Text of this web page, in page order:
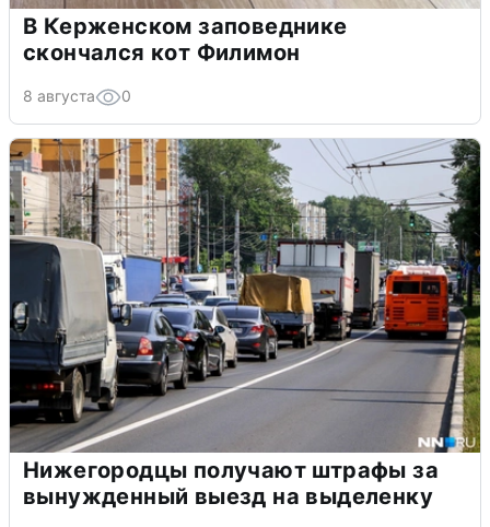
В Керженском заповеднике
скончался кот Филимон
8 августа 0
Нижегородцы получают штрафы за
вынужденный выезд на выделенку